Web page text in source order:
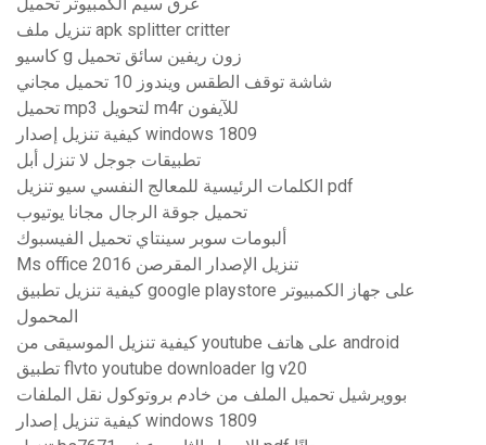
غرق سيم الكمبيوتر تحميل
تنزيل ملف apk splitter critter
كاسيو g زون ريفين سائق تحميل
شاشة توقف الطقس ويندوز 10 تحميل مجاني
تحميل mp3 لتحويل m4r للآيفون
كيفية تنزيل إصدار windows 1809
تطبيقات جوجل لا تنزل أبل
الكلمات الرئيسية للمعالج النفسي سيو تنزيل pdf
تحميل جوقة الرجال مجانا يوتيوب
ألبومات سوبر سينتاي تحميل الفيسبوك
Ms office 2016 تنزيل الإصدار المقرصن
كيفية تنزيل تطبيق google playstore على جهاز الكمبيوتر
المحمول
كيفية تنزيل الموسيقى من youtube على هاتف android
تطبيق flvto youtube downloader lg v20
بوويرشيل تحميل الملف من خادم بروتوكول نقل الملفات
كيفية تنزيل إصدار windows 1809